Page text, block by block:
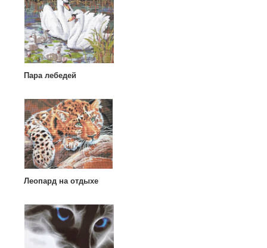
Пара лебедей
Леопард на отдыхе